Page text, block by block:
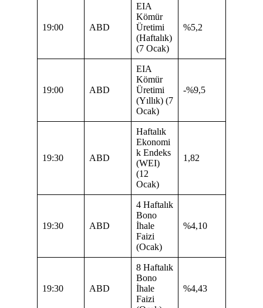
19:00 ABD
EIA
Kömür
Üretimi
(Haftalık)
(7 Ocak)
%5,2
19:00 ABD
EIA
Kömür
Üretimi
(Yıllık) (7
Ocak)
-%9,5
19:30 ABD
Haftalık
Ekonomi
k Endeks
(WEI)
(12
Ocak)
1,82
19:30 ABD
4 Haftalık
Bono
İhale
Faizi
(Ocak)
%4,10
19:30 ABD
8 Haftalık
Bono
İhale
Faizi
%4,43